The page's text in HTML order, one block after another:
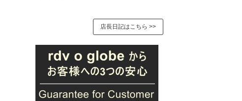
店長日記はこちら >>